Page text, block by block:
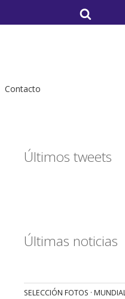
por:
Contacto
Últimos tweets
Últimas noticias
SELECCIÓN FOTOS ·